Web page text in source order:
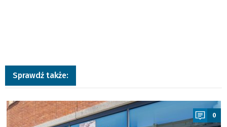
Sprawdź także:
a
0